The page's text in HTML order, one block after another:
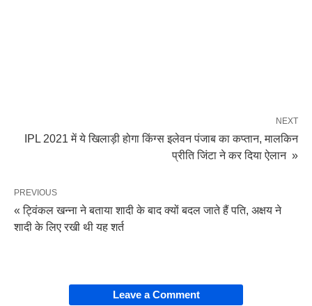
NEXT
IPL 2021 में ये खिलाड़ी होगा किंग्स इलेवन पंजाब का कप्तान, मालकिन
प्रीति जिंटा ने कर दिया ऐलान »
PREVIOUS
« ट्विंकल खन्ना ने बताया शादी के बाद क्यों बदल जाते हैं पति, अक्षय ने
शादी के लिए रखी थी यह शर्त
Leave a Comment